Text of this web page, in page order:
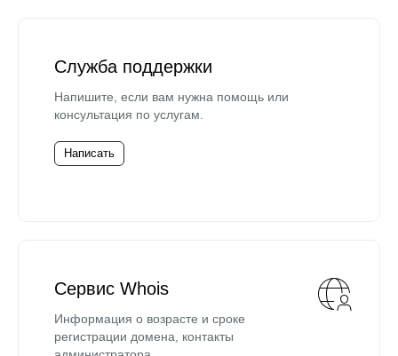
Служба поддержки
Напишите, если вам нужна помощь или
консультация по услугам.
Написать
Сервис Whois
Информация о возрасте и сроке
регистрации домена, контакты